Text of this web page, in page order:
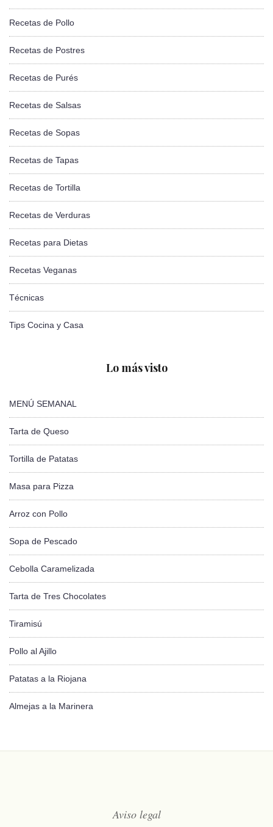
Recetas de Pollo
Recetas de Postres
Recetas de Purés
Recetas de Salsas
Recetas de Sopas
Recetas de Tapas
Recetas de Tortilla
Recetas de Verduras
Recetas para Dietas
Recetas Veganas
Técnicas
Tips Cocina y Casa
Lo más visto
MENÚ SEMANAL
Tarta de Queso
Tortilla de Patatas
Masa para Pizza
Arroz con Pollo
Sopa de Pescado
Cebolla Caramelizada
Tarta de Tres Chocolates
Tiramisú
Pollo al Ajillo
Patatas a la Riojana
Almejas a la Marinera
Aviso legal